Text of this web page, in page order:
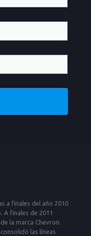
a finales del año 2010
A finales de 2011
la marca Chevron.
las líneas